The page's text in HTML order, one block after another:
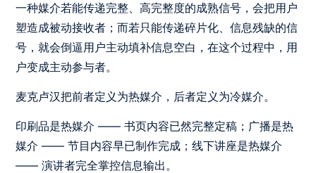
一种媒介若能传递完整、高完整度的成熟信号，会把用户
塑造成被动接收者；而若只能传递碎片化、信息残缺的信
号，就会倒逼用户主动填补信息空白，在这个过程中，用
户变成主动参与者。
麦克卢汉把前者定义为热媒介，后者定义为冷媒介。
印刷品是热媒介 —— 书页内容已然完整定稿；广播是热
媒介 —— 节目内容早已制作完成；线下讲座是热媒介
—— 演讲者完全掌控信息输出。